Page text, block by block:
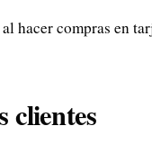
hacer compras en
clientes